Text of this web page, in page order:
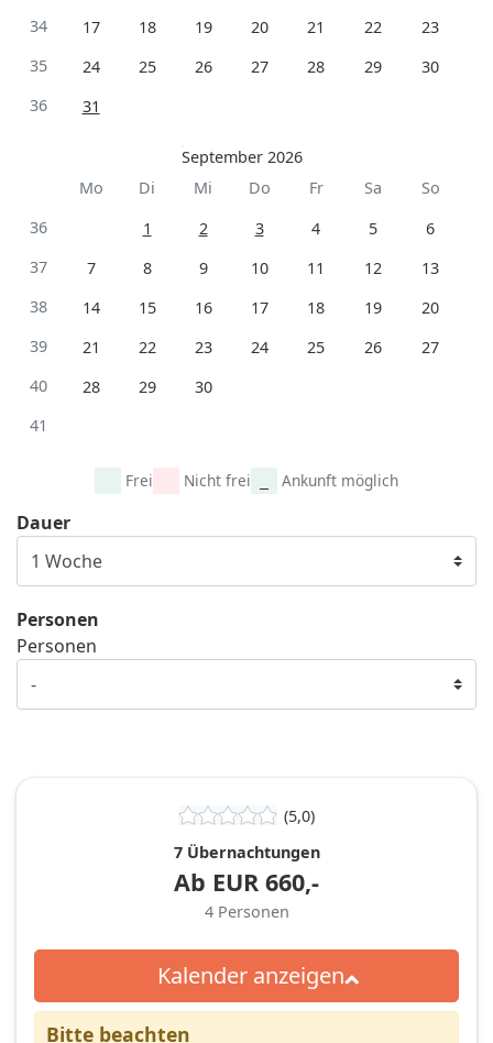
34
17 18 19 20 21 22
23
35
24 25 26 27 28 29
30
36
31
September 2026
Mo
Di Mi Do Fr Sa
So
36
1 2 3 4 5
6
37
7 8 9 10 11 12
13
38
14 15 16 17 18 19
20
39
21 22 23 24 25 26
27
40
28 29
30
41
Frei Nicht frei Ankunft möglich
Dauer
Personen
Personen
(5,0)
7 Übernachtungen
Ab EUR 660,-
4 Personen
Kalender anzeigen
Bitte beachten